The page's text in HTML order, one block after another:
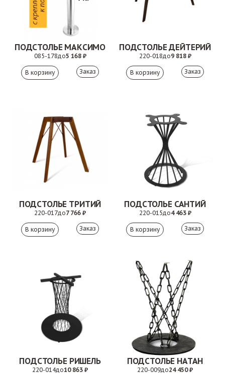
ПОДСТОЛЬЕ МАКСИМО
085-178до5 168 ₽
Заказ
ПОДСТОЛЬЕ ДЕЙТЕРИЙ
220-018до9 818 ₽
Заказ
ПОДСТОЛЬЕ ТРИТИЙ
220-017до7 766 ₽
Заказ
ПОДСТОЛЬЕ САНТИЙ
220-015до4 463 ₽
Заказ
ПОДСТОЛЬЕ РИШЕЛЬ
220-014до10 863 ₽
ПОДСТОЛЬЕ НАТАН
220-009до24 450 ₽